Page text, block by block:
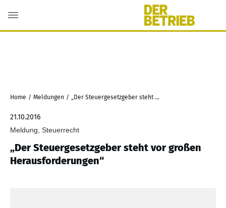
Home / Meldungen / „Der Steuergesetzgeber steht vor großen Herausforderungen“
21.10.2016
Meldung, Steuerrecht
„Der Steuergesetzgeber steht vor großen
Herausforderungen“